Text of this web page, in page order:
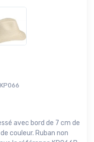
KP066
avec bord de 7 cm de
couleur. Ruban non